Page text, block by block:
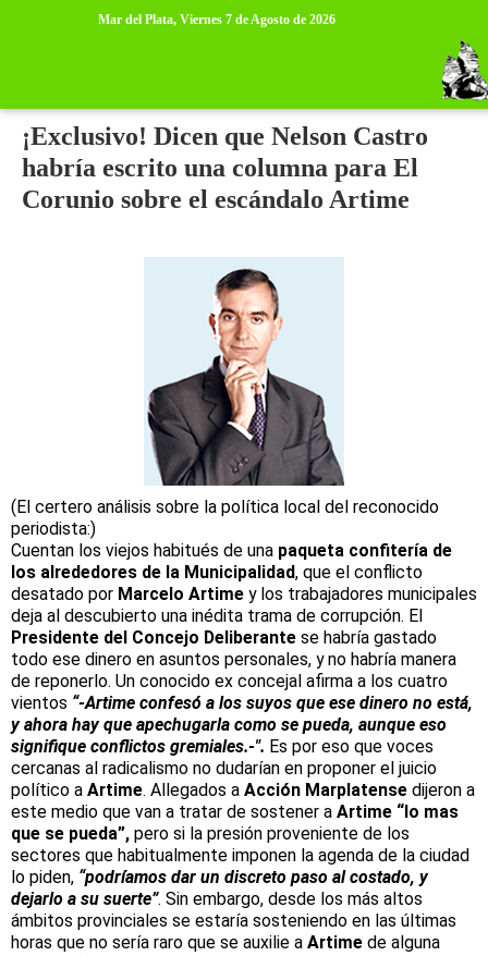
Mar del Plata, Viernes 7 de Agosto de 2026
¡Exclusivo! Dicen que Nelson Castro
habría escrito una columna para El
Corunio sobre el escándalo Artime
(El certero análisis sobre la política local del reconocido
periodista:)
Cuentan los viejos habitués de una paqueta confitería de
los alrededores de la Municipalidad, que el conflicto
desatado por Marcelo Artime y los trabajadores municipales
deja al descubierto una inédita trama de corrupción. El
Presidente del Concejo Deliberante se habría gastado
todo ese dinero en asuntos personales, y no habría manera
de reponerlo. Un conocido ex concejal afirma a los cuatro
vientos “-Artime confesó a los suyos que ese dinero no está,
y ahora hay que apechugarla como se pueda, aunque eso
signifique conflictos gremiales.-". Es por eso que voces
cercanas al radicalismo no dudarían en proponer el juicio
político a Artime. Allegados a Acción Marplatense dijeron a
este medio que van a tratar de sostener a Artime “lo mas
que se pueda”, pero si la presión proveniente de los
sectores que habitualmente imponen la agenda de la ciudad
lo piden, “podríamos dar un discreto paso al costado, y
dejarlo a su suerte”. Sin embargo, desde los más altos
ámbitos provinciales se estaría sosteniendo en las últimas
horas que no sería raro que se auxilie a Artime de alguna